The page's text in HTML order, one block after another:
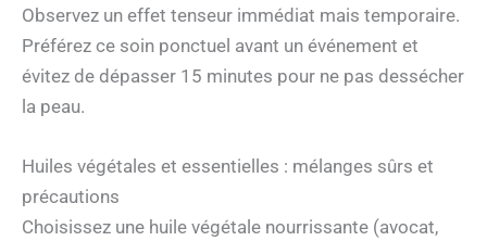
Observez un effet tenseur immédiat mais temporaire.
Préférez ce soin ponctuel avant un événement et
évitez de dépasser 15 minutes pour ne pas dessécher
la peau.
Huiles végétales et essentielles : mélanges sûrs et
précautions
Choisissez une huile végétale nourrissante (avocat,